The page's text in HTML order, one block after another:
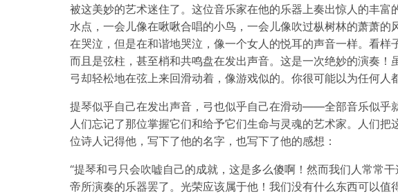
被这美妙的艺术迷住了。这位音乐家在他的乐器上奏出惊人的丰富
水点，一会儿像在啾啾合唱的小鸟，一会儿像吹过枞树林的萧萧的
在哭泣，但是在和谐地哭泣，像一个女人的悦耳的声音一样。看样
而且是弦柱，甚至梢和共鸣盘在发出声音。这是一次绝妙的演奏！
弓却轻松地在弦上来回滑动着，像游戏似的。你很可能以为任何人
提琴似乎自己在发出声音，弓也似乎自己在滑动——全部音乐似乎
人们忘记了那位掌握它们和给予它们生命与灵魂的艺术家。人们把
位诗人记得他，写下了他的名字，也写下了他的感想：
“提琴和弓只会吹嘘自己的成就，这是多么傻啊！然而我们人常
帝所演奏的乐器罢了。光荣应该属于他！我们没有什么东西可以值